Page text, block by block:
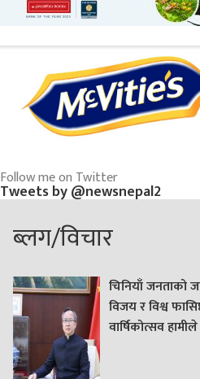
Follow me on Twitter
Tweets by @newsnepal2
ब्लग/विचार
चिनियाँ जनताको
विजय र विश्व
वार्षिकोत्सव